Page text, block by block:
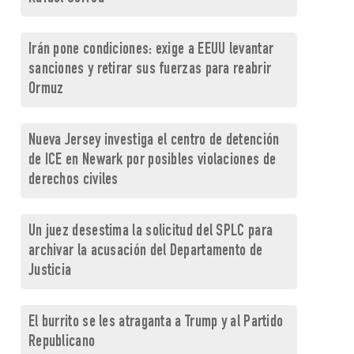
Irán pone condiciones: exige a EEUU levantar
sanciones y retirar sus fuerzas para reabrir
Ormuz
Nueva Jersey investiga el centro de detención
de ICE en Newark por posibles violaciones de
derechos civiles
Un juez desestima la solicitud del SPLC para
archivar la acusación del Departamento de
Justicia
El burrito se les atraganta a Trump y al Partido
Republicano